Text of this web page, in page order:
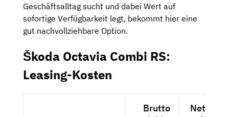
Geschäftsalltag sucht und dabei Wert auf
sofortige Verfügbarkeit legt, bekommt hier eine
gut nachvollziehbare Option.
Škoda Octavia Combi RS:
Leasing-Kosten
Brutto
Netto